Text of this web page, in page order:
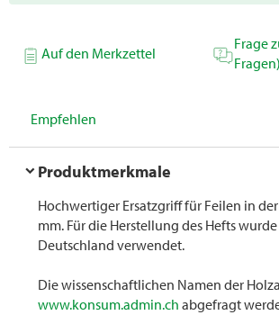
Auf den Merkzettel
Frage
Fragen)
Empfehlen
Produktmerkmale
Hochwertiger Ersatzgriff für Feilen in
mm. Für die Herstellung des Hefts
Deutschland verwendet.
Die wissenschaftlichen Namen der
www.konsum.admin.ch abgefragt